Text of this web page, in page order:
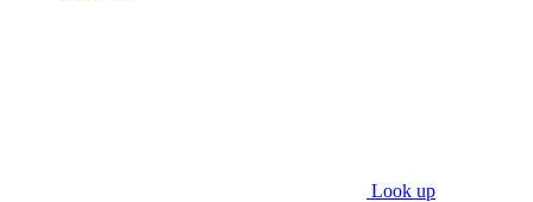
Look up